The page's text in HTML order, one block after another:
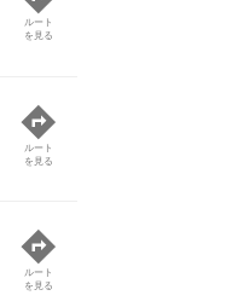
ルート
を見る
ルート
を見る
ルート
を見る